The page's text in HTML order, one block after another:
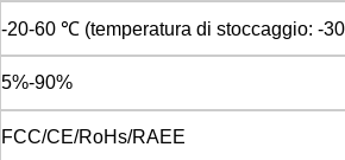
-20-60 ℃ (temperatura di stoccaggio: -
5%-90%
FCC/CE/RoHs/RAEE